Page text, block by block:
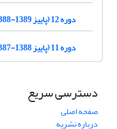
دوره 12 (پاییز 1389-1388)
دوره 11 (پاییز 1388-1387)
دسترسی سریع
صفحه اصلی
درباره نشریه